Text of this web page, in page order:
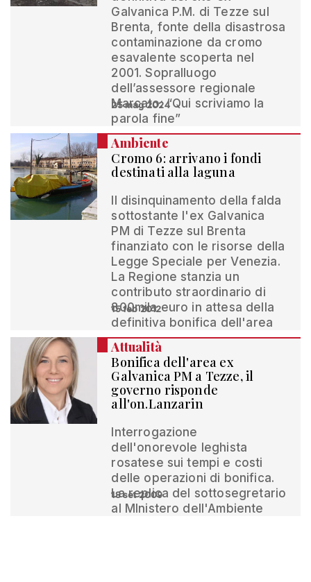
Galvanica P.M. di Tezze sul
Brenta, fonte della disastrosa
contaminazione da cromo
esavalente scoperta nel
2001. Sopralluogo
dell’assessore regionale
Marcato: “Qui scriviamo la
parola fine”
25 mag 2024
Ambiente
Cromo 6: arrivano i fondi
destinati alla laguna
Il disinquinamento della falda
sottostante l'ex Galvanica
PM di Tezze sul Brenta
finanziato con le risorse della
Legge Speciale per Venezia.
La Regione stanzia un
contributo straordinario di
800mila euro in attesa della
definitiva bonifica dell'area
15 feb 2012
Attualità
Bonifica dell'area ex
Galvanica PM a Tezze, il
governo risponde
all'on.Lanzarin
Interrogazione
dell'onorevole leghista
rosatese sui tempi e costi
delle operazioni di bonifica.
La replica del sottosegretario
al MInistero dell'Ambiente
18 set 2009